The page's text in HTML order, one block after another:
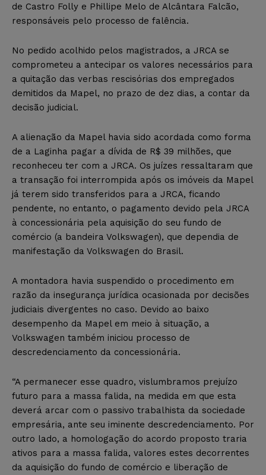
de Castro Folly e Phillipe Melo de Alcântara Falcão,
responsáveis pelo processo de falência.
No pedido acolhido pelos magistrados, a JRCA se
comprometeu a antecipar os valores necessários para
a quitação das verbas rescisórias dos empregados
demitidos da Mapel, no prazo de dez dias, a contar da
decisão judicial.
A alienação da Mapel havia sido acordada como forma
de a Laginha pagar a dívida de R$ 39 milhões, que
reconheceu ter com a JRCA. Os juízes ressaltaram que
a transação foi interrompida após os imóveis da Mapel
já terem sido transferidos para a JRCA, ficando
pendente, no entanto, o pagamento devido pela JRCA
à concessionária pela aquisição do seu fundo de
comércio (a bandeira Volkswagen), que dependia de
manifestação da Volkswagen do Brasil.
A montadora havia suspendido o procedimento em
razão da insegurança jurídica ocasionada por decisões
judiciais divergentes no caso. Devido ao baixo
desempenho da Mapel em meio à situação, a
Volkswagen também iniciou processo de
descredenciamento da concessionária.
“A permanecer esse quadro, vislumbramos prejuízo
futuro para a massa falida, na medida em que esta
deverá arcar com o passivo trabalhista da sociedade
empresária, ante seu iminente descredenciamento. Por
outro lado, a homologação do acordo proposto traria
ativos para a massa falida, valores estes decorrentes
da aquisição do fundo de comércio e liberação de